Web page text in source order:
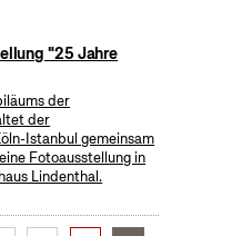
"25 Jahre
der
der
Istanbul gemeinsam
Fotoausstellung in
Lindenthal.